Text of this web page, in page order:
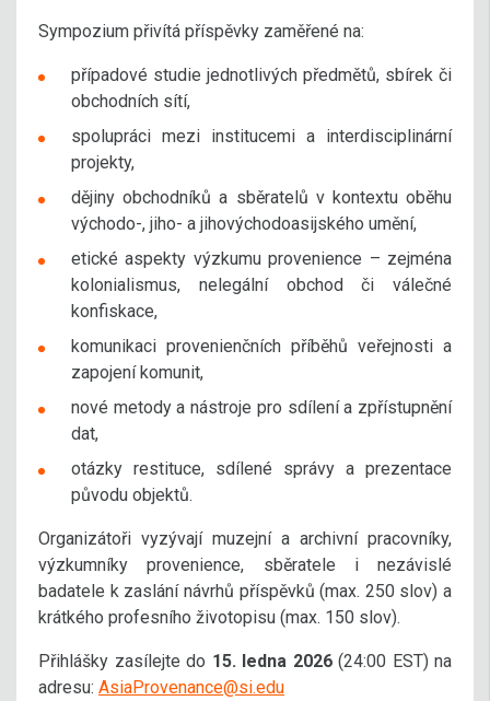
Sympozium přivítá příspěvky zaměřené na:
případové studie jednotlivých předmětů, sbírek či
obchodních sítí,
spolupráci mezi institucemi a interdisciplinární
projekty,
dějiny obchodníků a sběratelů v kontextu oběhu
východo-, jiho- a jihovýchodoasijského umění,
etické aspekty výzkumu provenience – zejména
kolonialismus, nelegální obchod či válečné
konfiskace,
komunikaci provenienčních příběhů veřejnosti a
zapojení komunit,
nové metody a nástroje pro sdílení a zpřístupnění
dat,
otázky restituce, sdílené správy a prezentace
původu objektů.
Organizátoři vyzývají muzejní a archivní pracovníky,
výzkumníky provenience, sběratele i nezávislé
badatele k zaslání návrhů příspěvků (max. 250 slov) a
krátkého profesního životopisu (max. 150 slov).
Přihlášky zasílejte do 15. ledna 2026(24:00 EST) na
adresu: AsiaProvenance@si.edu